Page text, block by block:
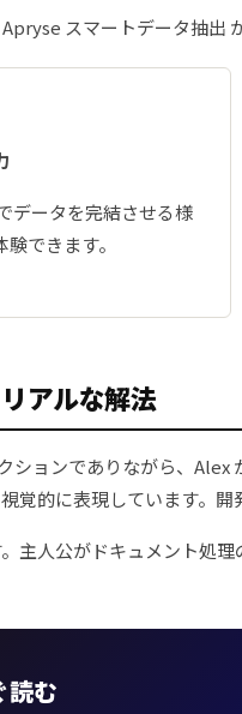
スマートデータ抽出
データを完結させる様
できます。
アルな解法
ションでありながら、Alex
覚的に表現しています。
主人公がドキュメント処
読む